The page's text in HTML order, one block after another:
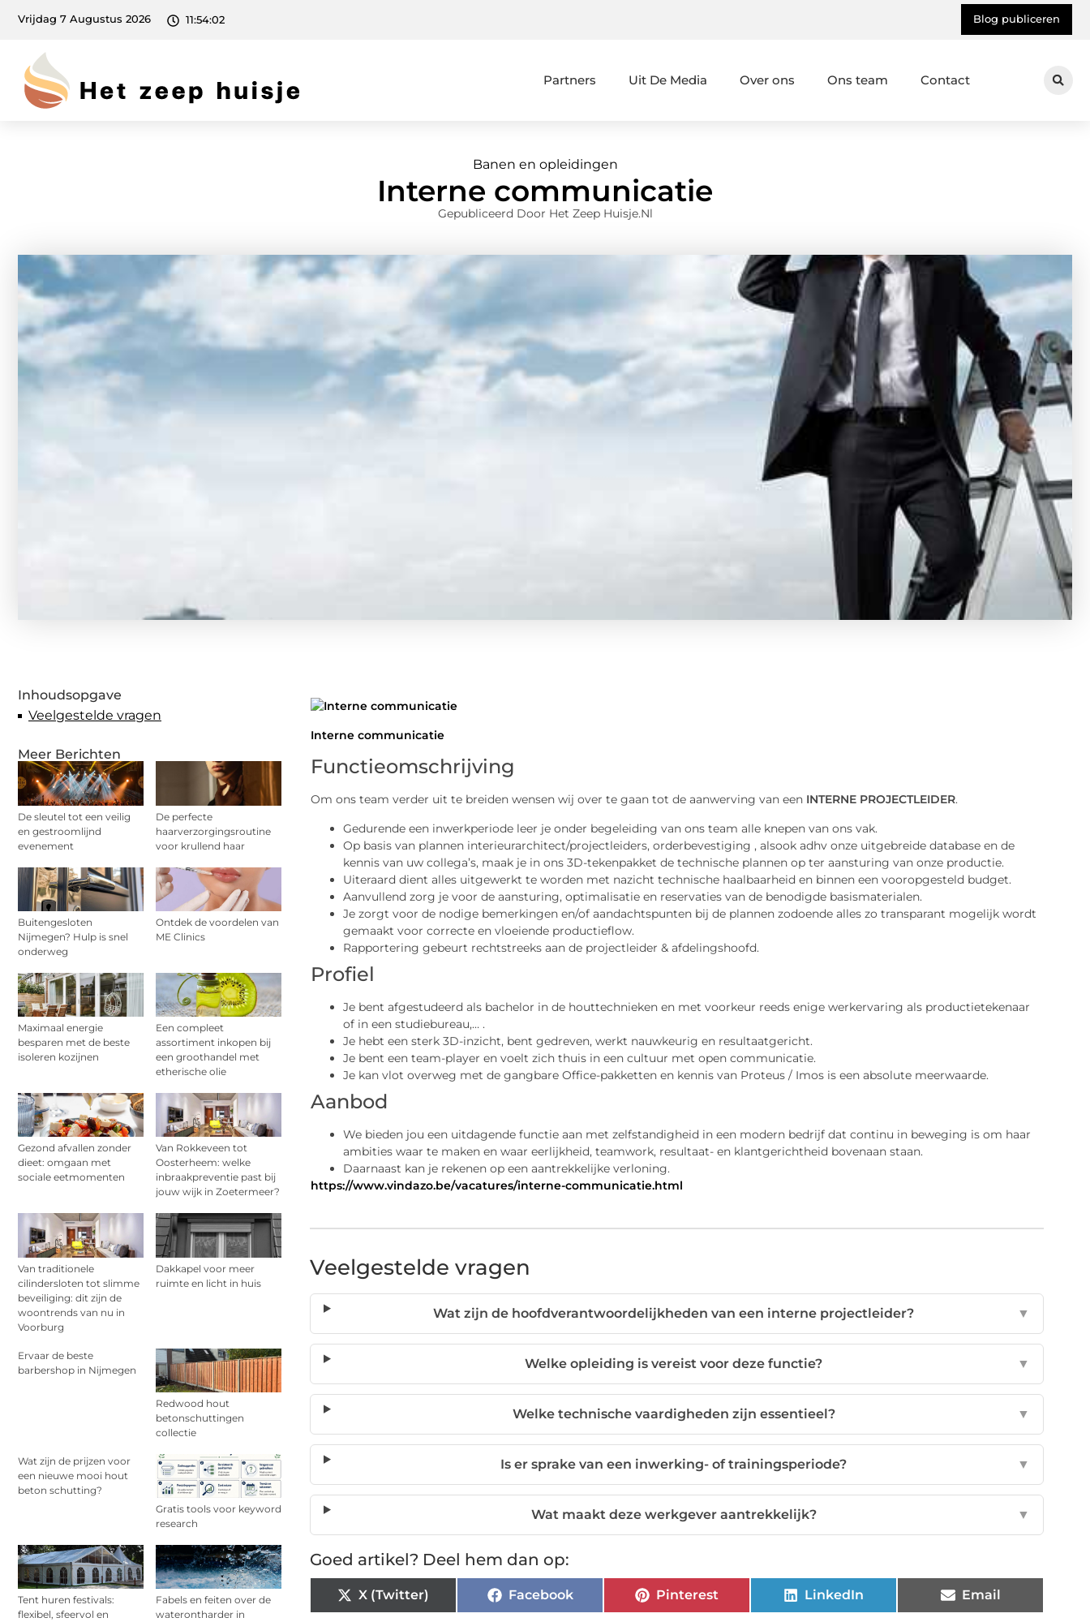
Vrijdag 7 Augustus 2026 11:54:03 Blog publiceren
Partners Uit De Media Over ons Ons team Contact
Banen en opleidingen
Interne communicatie
Gepubliceerd Door Het Zeep Huisje.nl
Inhoudsopgave
Veelgestelde vragen
Meer Berichten
De sleutel tot een veilig
en gestroomlijnd
evenement
De perfecte
haarverzorgingsroutine
voor krullend haar
Buitengesloten
Nijmegen? Hulp is snel
onderweg
Ontdek de voordelen van
ME Clinics
Maximaal energie
besparen met de beste
isoleren kozijnen
Een compleet
assortiment inkopen bij
een groothandel met
etherische olie
Gezond afvallen zonder
dieet: omgaan met
sociale eetmomenten
Van Rokkeveen tot
Oosterheem: welke
inbraakpreventie past bij
jouw wijk in Zoetermeer?
Van traditionele
cilindersloten tot slimme
beveiliging: dit zijn de
woontrends van nu in
Voorburg
Dakkapel voor meer
ruimte en licht in huis
Ervaar de beste
barbershop in Nijmegen
Redwood hout
betonschuttingen
collectie
Wat zijn de prijzen voor
een nieuwe mooi hout
beton schutting?
Gratis tools voor keyword
research
Tent huren festivals:
flexibel, sfeervol en
Fabels en feiten over de
waterontharder in
Interne communicatie
Functieomschrijving
Om ons team verder uit te breiden wensen wij over te gaan tot de aanwerving van een INTERNE PROJECTLEIDER.
Gedurende een inwerkperiode leer je onder begeleiding van ons team alle knepen van ons vak.
Op basis van plannen interieurarchitect/projectleiders, orderbevestiging , alsook adhv onze uitgebreide database en de
kennis van uw collega’s, maak je in ons 3D-tekenpakket de technische plannen op ter aansturing van onze productie.
Uiteraard dient alles uitgewerkt te worden met nazicht technische haalbaarheid en binnen een vooropgesteld budget.
Aanvullend zorg je voor de aansturing, optimalisatie en reservaties van de benodigde basismaterialen.
Je zorgt voor de nodige bemerkingen en/of aandachtspunten bij de plannen zodoende alles zo transparant mogelijk wordt
gemaakt voor correcte en vloeiende productieflow.
Rapportering gebeurt rechtstreeks aan de projectleider & afdelingshoofd.
Profiel
Je bent afgestudeerd als bachelor in de houttechnieken en met voorkeur reeds enige werkervaring als productietekenaar
of in een studiebureau,… .
Je hebt een sterk 3D-inzicht, bent gedreven, werkt nauwkeurig en resultaatgericht.
Je bent een team-player en voelt zich thuis in een cultuur met open communicatie.
Je kan vlot overweg met de gangbare Office-pakketten en kennis van Proteus / Imos is een absolute meerwaarde.
Aanbod
We bieden jou een uitdagende functie aan met zelfstandigheid in een modern bedrijf dat continu in beweging is om haar
ambities waar te maken en waar eerlijkheid, teamwork, resultaat- en klantgerichtheid bovenaan staan.
Daarnaast kan je rekenen op een aantrekkelijke verloning.
https://www.vindazo.be/vacatures/interne-communicatie.html
Veelgestelde vragen
Wat zijn de hoofdverantwoordelijkheden van een interne projectleider? ▼
Welke opleiding is vereist voor deze functie? ▼
Welke technische vaardigheden zijn essentieel? ▼
Is er sprake van een inwerking- of trainingsperiode? ▼
Wat maakt deze werkgever aantrekkelijk? ▼
Goed artikel? Deel hem dan op:
X (Twitter) Facebook Pinterest LinkedIn Email